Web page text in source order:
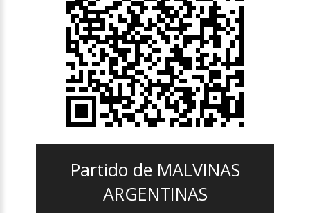
Partido de MALVINAS
ARGENTINAS